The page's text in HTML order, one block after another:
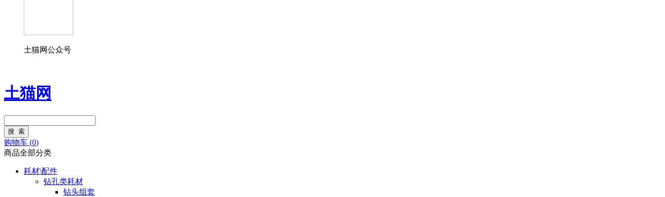
土猫网公众号
土猫网
购物车 (0)
商品全部分类
耗材\配件
钻孔类耗材
钻头组套